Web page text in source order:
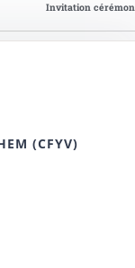
Invitation
(CFYV)